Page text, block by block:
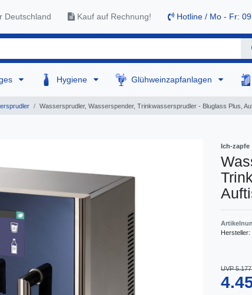
Deutschland Kauf auf Rechnung! Hotline / Mo - Fr:
Hygiene Glühweinzapfanlagen
Wassersprudler, Wasserspender, Trinkwassersprudler - Bluglass Plus,
Ich-zapfe
Hersteller:
UVP